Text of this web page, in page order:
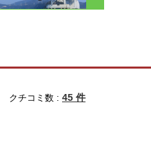
クチコミ数 : 45 件